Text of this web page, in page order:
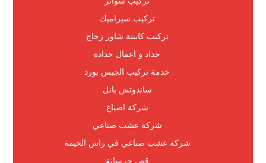
تركيب سيراميك
تركيب كابينة شاور زجاج
حداد و اعمال حدادة
خدمة تركيب الجبس بورد
ساندوتش بانل
شركة اصباغ
شركة عشب صناعي
شركة عشب صناعي في راس الخيمة
قص خرسانة